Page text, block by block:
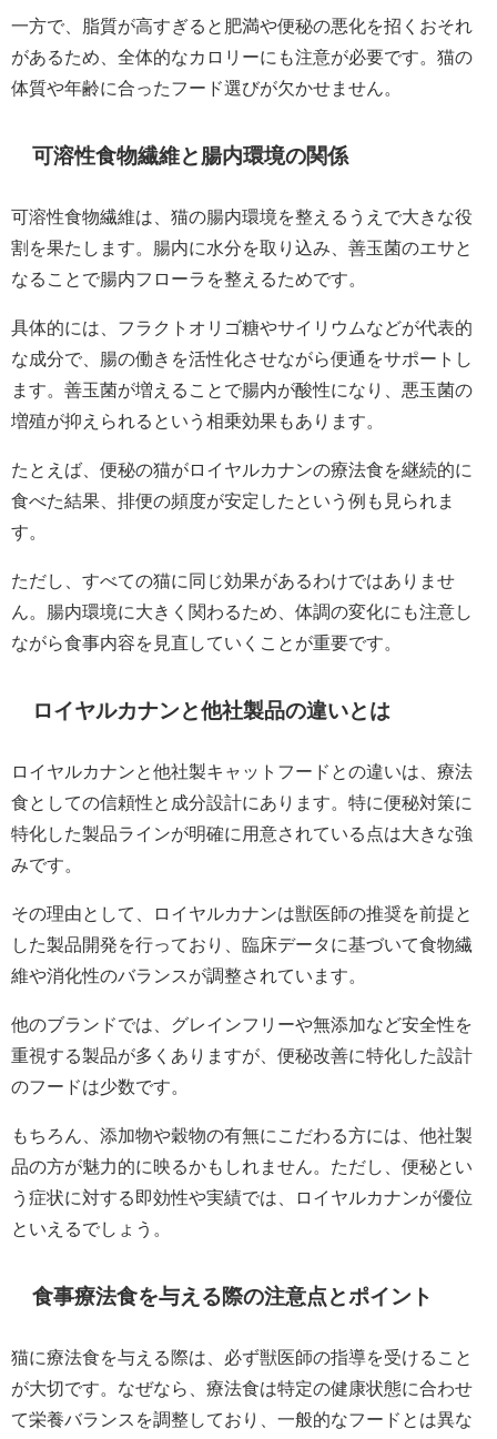
一方で、脂質が高すぎると肥満や便秘の悪化を招くおそれ
があるため、全体的なカロリーにも注意が必要です。猫の
体質や年齢に合ったフード選びが欠かせません。
可溶性食物繊維と腸内環境の関係
可溶性食物繊維は、猫の腸内環境を整えるうえで大きな役
割を果たします。腸内に水分を取り込み、善玉菌のエサと
なることで腸内フローラを整えるためです。
具体的には、フラクトオリゴ糖やサイリウムなどが代表的
な成分で、腸の働きを活性化させながら便通をサポートし
ます。善玉菌が増えることで腸内が酸性になり、悪玉菌の
増殖が抑えられるという相乗効果もあります。
たとえば、便秘の猫がロイヤルカナンの療法食を継続的に
食べた結果、排便の頻度が安定したという例も見られま
す。
ただし、すべての猫に同じ効果があるわけではありませ
ん。腸内環境に大きく関わるため、体調の変化にも注意し
ながら食事内容を見直していくことが重要です。
ロイヤルカナンと他社製品の違いとは
ロイヤルカナンと他社製キャットフードとの違いは、療法
食としての信頼性と成分設計にあります。特に便秘対策に
特化した製品ラインが明確に用意されている点は大きな強
みです。
その理由として、ロイヤルカナンは獣医師の推奨を前提と
した製品開発を行っており、臨床データに基づいて食物繊
維や消化性のバランスが調整されています。
他のブランドでは、グレインフリーや無添加など安全性を
重視する製品が多くありますが、便秘改善に特化した設計
のフードは少数です。
もちろん、添加物や穀物の有無にこだわる方には、他社製
品の方が魅力的に映るかもしれません。ただし、便秘とい
う症状に対する即効性や実績では、ロイヤルカナンが優位
といえるでしょう。
食事療法食を与える際の注意点とポイント
猫に療法食を与える際は、必ず獣医師の指導を受けること
が大切です。なぜなら、療法食は特定の健康状態に合わせ
て栄養バランスを調整しており、一般的なフードとは異な